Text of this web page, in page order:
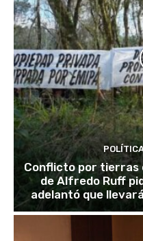
Conflicto por tierras
de Alfredo Ruff
adelantó que